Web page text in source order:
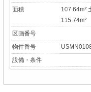
面積
107.64m²
115.74m²
区画番号
物件番号
設備・条件